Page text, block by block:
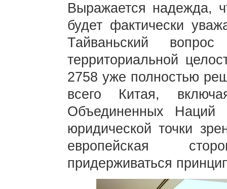
Выражается надежда,
будет фактически
Тайваньский
территориальной
2758 уже полностью
всего Китая,
Объединенных
юридической точки
европейская
придерживаться